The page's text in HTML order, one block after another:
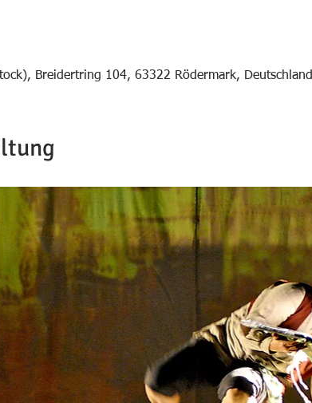
Breidertring 104, 63322 Rödermark, Deutschland